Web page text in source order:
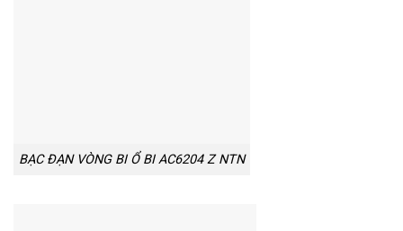
BẠC ĐẠN VÒNG BI Ổ BI AC6204 Z NTN